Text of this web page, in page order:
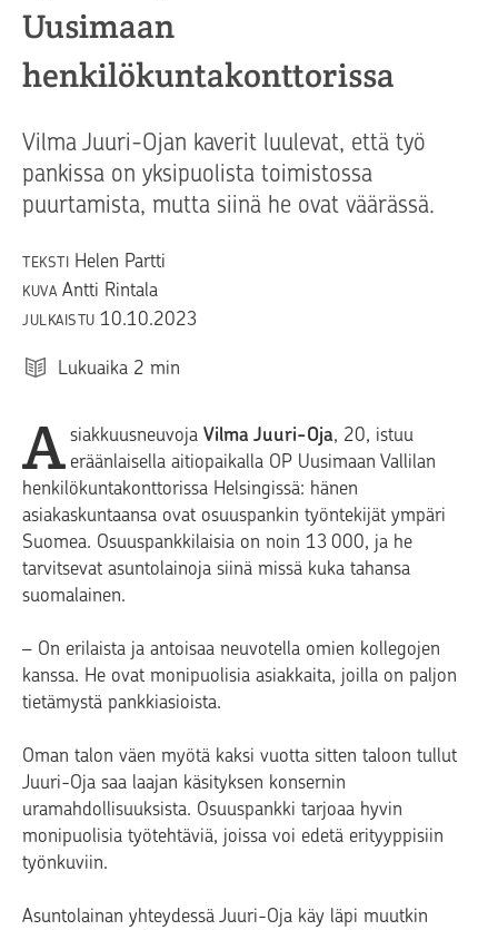
Uusimaan
henkilökuntakonttorissa
Vilma Juuri-Ojan kaverit luulevat, että työ
pankissa on yksipuolista toimistossa
puurtamista, mutta siinä he ovat väärässä.
TEKSTI Helen Partti
KUVA Antti Rintala
JULKAISTU 10.10.2023
Lukuaika 2 min
A siakkuusneuvoja Vilma Juuri-Oja, 20, istuu
eräänlaisella aitiopaikalla OP Uusimaan Vallilan
henkilökuntakonttorissa Helsingissä: hänen
asiakaskuntaansa ovat osuuspankin työntekijät ympäri
Suomea. Osuuspankkilaisia on noin 13 000, ja he
tarvitsevat asuntolainoja siinä missä kuka tahansa
suomalainen.
– On erilaista ja antoisaa neuvotella omien kollegojen
kanssa. He ovat monipuolisia asiakkaita, joilla on paljon
tietämystä pankkiasioista.
Oman talon väen myötä kaksi vuotta sitten taloon tullut
Juuri-Oja saa laajan käsityksen konsernin
uramahdollisuuksista. Osuuspankki tarjoaa hyvin
monipuolisia työtehtäviä, joissa voi edetä erityyppisiin
työnkuviin.
Asuntolainan yhteydessä Juuri-Oja käy läpi muutkin